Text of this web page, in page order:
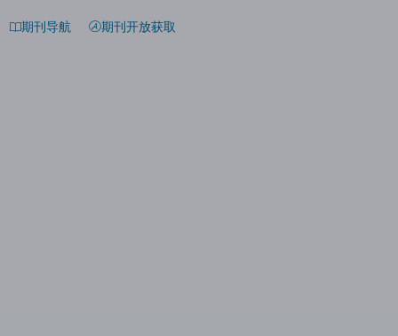
期刊导航 期刊开放获取